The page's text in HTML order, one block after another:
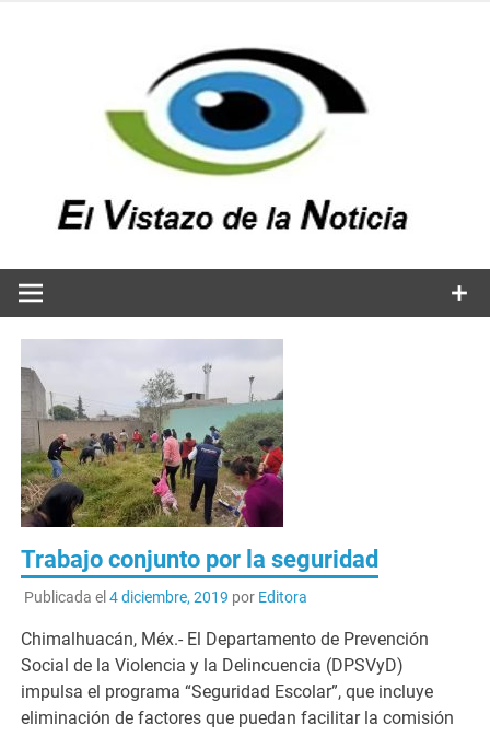
Trabajo conjunto por la seguridad
Publicada el 4 diciembre, 2019 por Editora
Chimalhuacán, Méx.- El Departamento de Prevención
Social de la Violencia y la Delincuencia (DPSVyD)
impulsa el programa “Seguridad Escolar”, que incluye
eliminación de factores que puedan facilitar la comisión